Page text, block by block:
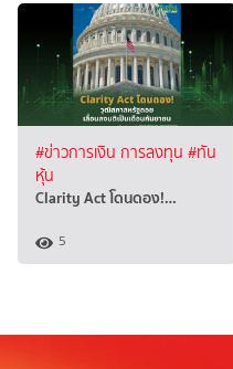
#ข่าวการเงิน การลงทุน #ทัน
หุ้น
Clarity Act โดนดอง!…
5